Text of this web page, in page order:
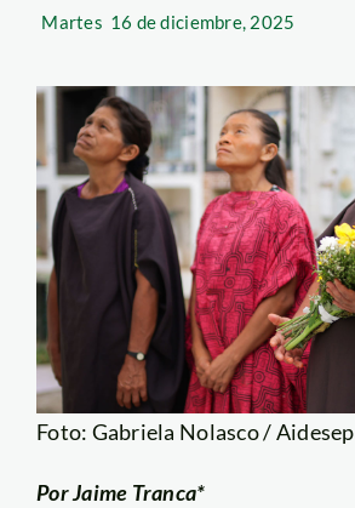
Martes 16 de diciembre, 2025
Foto: Gabriela Nolasco / Aidesep
Por Jaime Tranca*